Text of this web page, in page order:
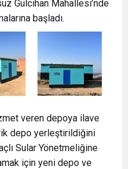
Gülcihan Mahallesi’nde
başladı.
veren depoya ilave
depo yerleştirildiğini
Sular Yönetmeliğine
için yeni depo ve